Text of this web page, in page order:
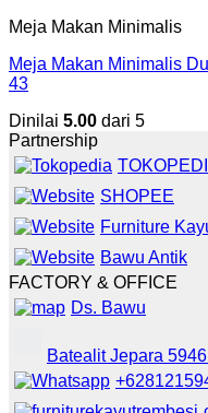
Meja Makan Minimalis
Meja Makan Minimalis
43
Dinilai 5.00 dari 5
Partnership
SHOPEE
Furniture
Bawu Antik
FACTORY & OFFICE
Ds. Bawu